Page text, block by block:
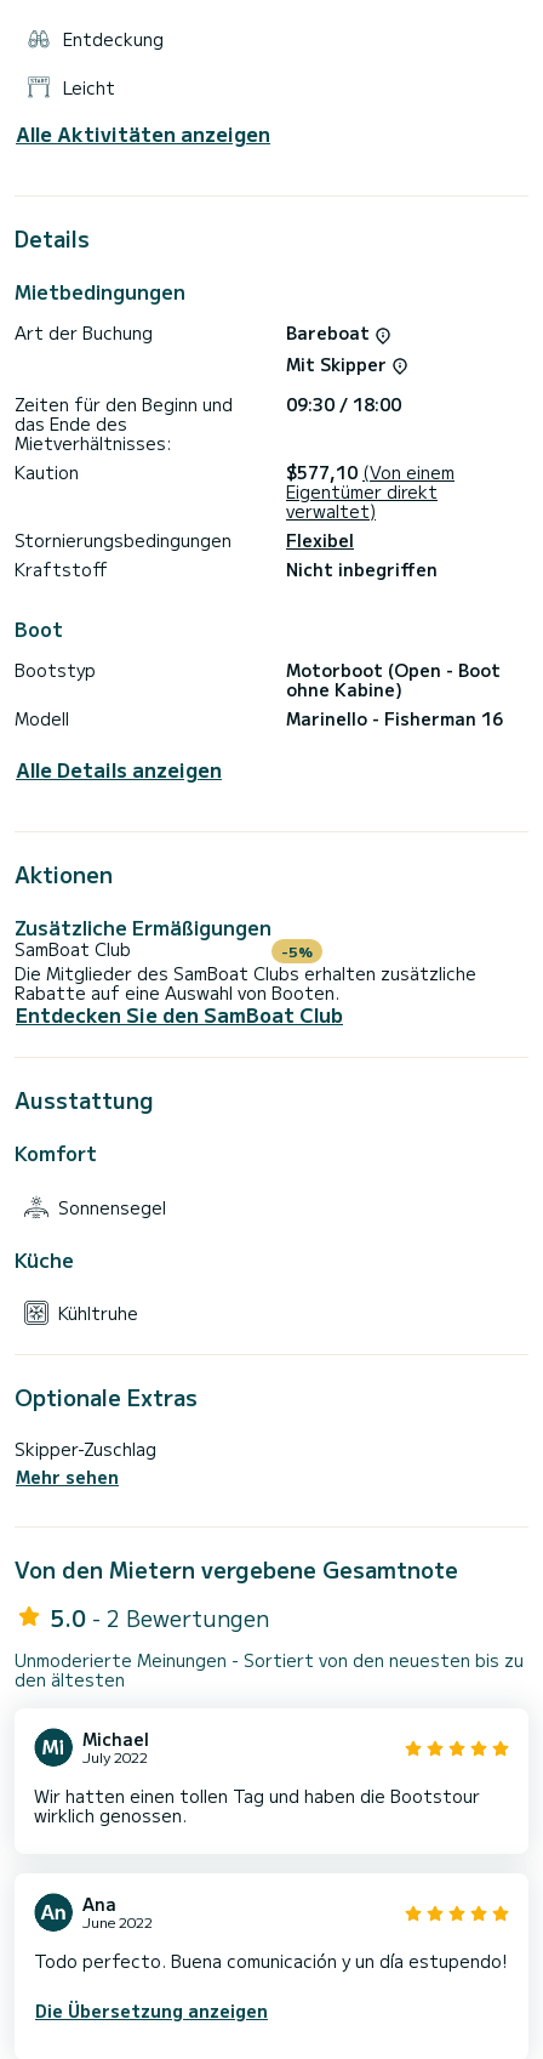
Entdeckung
Leicht
Alle Aktivitäten anzeigen
Details
Mietbedingungen
Art der Buchung
Bareboat
Mit Skipper
Zeiten für den Beginn und
das Ende des
Mietverhältnisses:
09:30 / 18:00
Kaution $577,10 (Von einem
Eigentümer direkt
verwaltet)
Stornierungsbedingungen
Flexibel
Kraftstoff
Nicht inbegriffen
Boot
Bootstyp
Motorboot (Open - Boot
ohne Kabine)
Modell
Marinello - Fisherman 16
Alle Details anzeigen
Aktionen
Zusätzliche Ermäßigungen
SamBoat Club -5%
Die Mitglieder des SamBoat Clubs erhalten zusätzliche
Rabatte auf eine Auswahl von Booten.
Entdecken Sie den SamBoat Club
Ausstattung
Komfort
Sonnensegel
Küche
Kühltruhe
Optionale Extras
Skipper-Zuschlag
Mehr sehen
Von den Mietern vergebene Gesamtnote
5.0 - 2 Bewertungen
Unmoderierte Meinungen - Sortiert von den neuesten bis zu
den ältesten
Michael
July 2022
Wir hatten einen tollen Tag und haben die Bootstour
wirklich genossen.
Ana
June 2022
Todo perfecto. Buena comunicación y un día estupendo!
Die Übersetzung anzeigen